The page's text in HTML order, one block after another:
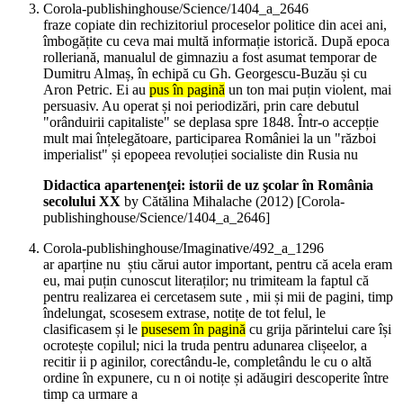
Corola-publishinghouse/Science/1404_a_2646
fraze copiate din rechizitoriul proceselor politice din acei ani,
îmbogățite cu ceva mai multă informație istorică. După epoca
rolleriană, manualul de gimnaziu a fost asumat temporar de
Dumitru Almaș, în echipă cu Gh. Georgescu-Buzău și cu
Aron Petric. Ei au pus în pagină un ton mai puțin violent, mai
persuasiv. Au operat și noi periodizări, prin care debutul
"orânduirii capitaliste" se deplasa spre 1848. Într-o accepție
mult mai înțelegătoare, participarea României la un "război
imperialist" și epopeea revoluției socialiste din Rusia nu
Didactica apartenenţei: istorii de uz şcolar în România
secolului XX by Cătălina Mihalache (2012) [Corola-
publishinghouse/Science/1404_a_2646]
Corola-publishinghouse/Imaginative/492_a_1296
ar aparține nu știu cărui autor important, pentru că acela eram
eu, mai puțin cunoscut literaților; nu trimiteam la faptul că
pentru realizarea ei cercetasem sute , mii și mii de pagini, timp
îndelungat, scosesem extrase, notițe de tot felul, le
clasificasem și le pusesem în pagină cu grija părintelui care își
ocrotește copilul; nici la truda pentru adunarea clișeelor, a
recitir ii p aginilor, corectându-le, completându le cu o altă
ordine în expunere, cu n oi notițe și adăugiri descoperite între
timp ca urmare a